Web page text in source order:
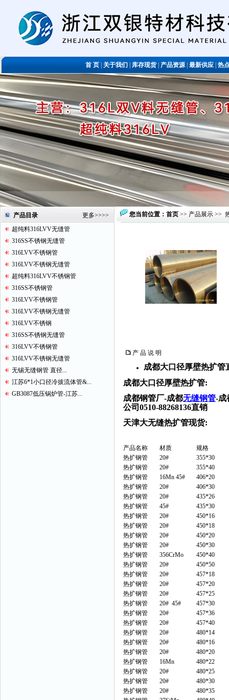
首 页关于我们库存现货|产品资源|最新供应|热
产品目录 更多>>>>
超纯料316LVV无缝管
316SS不锈钢无缝管
316LVV不锈钢管
316LVV不锈钢无缝管
超纯料316LVV不锈钢管
316SS不锈钢管
316LVV不锈钢管
316LVV不锈钢无缝管
316LVV不锈钢
316SS不锈钢无缝管
316LVV不锈钢管
316LVV不锈钢无缝管
无锡无缝钢管 直径...
江苏6*1小口径冷拔流体管&...
GB3087低压锅炉管-江苏...
您当前位置： 首页 >> 产品展示 >>
产 品 说 明
成都大口径厚壁热扩管
成都大口径厚壁热扩管:
成都钢管厂-成都无缝钢管-成
公司0510-88268136直销
天津大无缝热扩管现货:
产品名称 材质
规格
热扩钢管
20#
355*30
热扩钢管
20#
355*40
热扩钢管
16Mn 45#
406*20
热扩钢管
20#
406*30
热扩钢管
20#
435*26
热扩钢管
45#
435*30
热扩钢管
20#
450*16
热扩钢管
20#
450*18
热扩钢管
20#
450*20
热扩钢管
20#
450*30
热扩钢管
356CrMo
450*40
热扩钢管
20#
450*50
热扩钢管
20#
457*18
热扩钢管
20#
457*20
热扩钢管
20#
457*25
热扩钢管
20# 45#
457*30
热扩钢管
20#
457*36
热扩钢管
20#
457*40
热扩钢管
20#
480*14
热扩钢管
20#
480*16
热扩钢管
20#
480*20
热扩钢管
16Mn
480*22
热扩钢管
20#
480*25
热扩钢管
20#
480*30
热扩钢管
20#
480*35